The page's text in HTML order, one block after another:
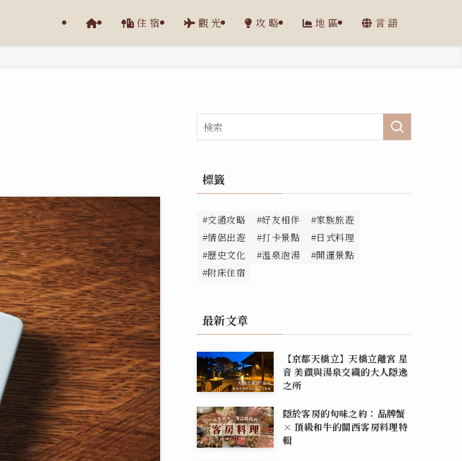
住宿 觀光 攻略 地區 言語
標籤
#交通攻略 #好友相伴
#家族旅遊
#情侶出遊
#打卡景點
#日式料理
#歷史文化
#溫泉泡湯
#開運景點
#附床住宿
最新文章
【京都天橋立】天橋立離宮 星
音 美饌與湯泉交織的大人隱逸
之所
隱於客房的旬味之約：品牌蟹
× 頂級和牛的關西客房料理特
輯